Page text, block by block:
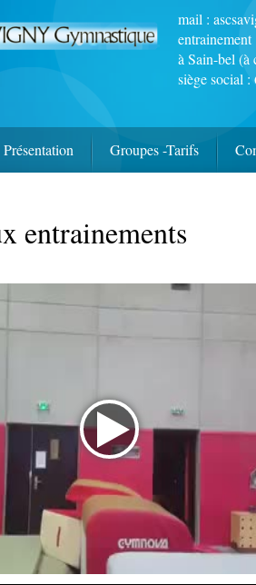
mail :
à Sain-bel (à
siège social
Présentation Groupes -Tarifs
entrainements